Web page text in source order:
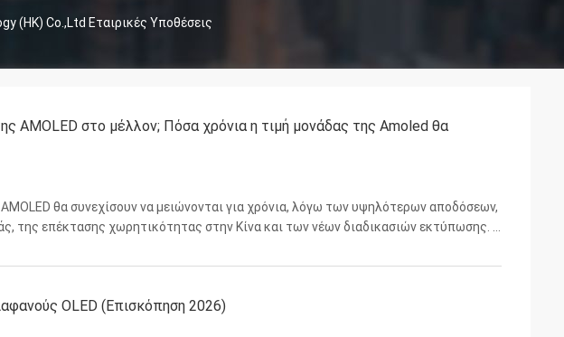
(HK) Co.,Ltd Εταιρικές Υποθέσεις
AMOLED στο μέλλον; Πόσα χρόνια η τιμή μονάδας της Amoled θα
AMOLED θα συνεχίσουν να μειώνονται για χρόνια, λόγω των υψηλότερων αποδόσεων,
της επέκτασης χωρητικότητας στην Κίνα και των νέων διαδικασιών εκτύπωσης. Η
OLED (Επισκόπηση 2026)